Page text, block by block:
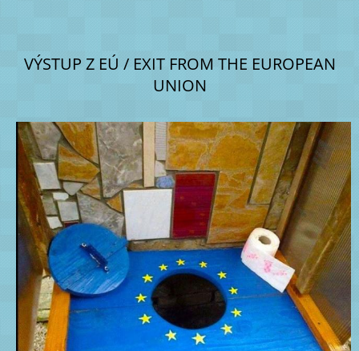
VÝSTUP Z EÚ / EXIT FROM THE EUROPEAN
UNION